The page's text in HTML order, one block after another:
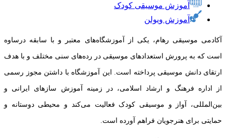
آموزش موسیقی کودک
آموزش ویولن
آکادمی موسیقی رهام، یکی از آموزشگاه‌های معتبر و با سابقه درساوه
است که به پرورش استعدادهای موسیقی در رده‌های سنی مختلف و با هدف
ارتقای دانش موسیقی پرداخته است. این آموزشگاه با داشتن مجوز رسمی
از اداره فرهنگ و ارشاد اسلامی، در زمینه آموزش سازهای ایرانی و
بین‌المللی، آواز و موسیقی کودک فعالیت می‌کند و محیطی دوستانه و
حمایتی برای هنرجویان فراهم آورده است.